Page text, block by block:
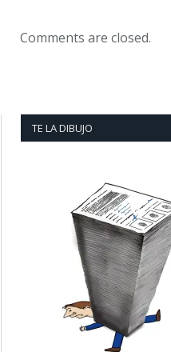
Comments are closed.
TE LA DIBUJO